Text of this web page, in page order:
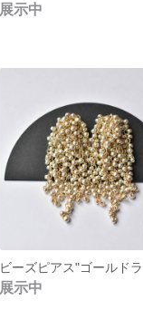
展示中
ビーズピアス"ゴールド
展示中